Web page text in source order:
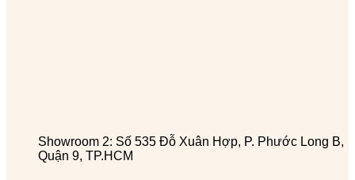
Showroom 2: Số 535 Đỗ Xuân Hợp, P. Phước Long B,
Quận 9, TP.HCM